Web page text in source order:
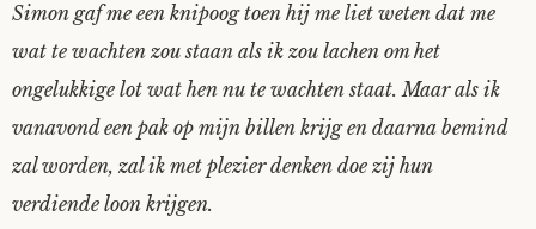
Simon gaf me een knipoog toen hij me liet weten dat me
wat te wachten zou staan als ik zou lachen om het
ongelukkige lot wat hen nu te wachten staat. Maar als ik
vanavond een pak op mijn billen krijg en daarna bemind
zal worden, zal ik met plezier denken doe zij hun
verdiende loon krijgen.